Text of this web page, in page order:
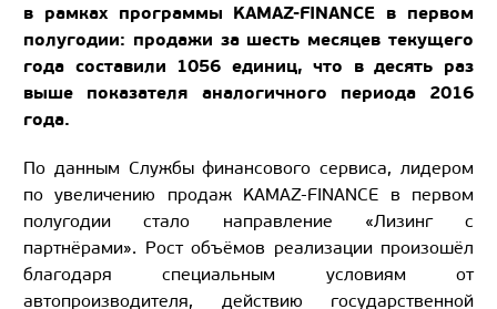
в рамках программы KAMAZ-FINANCE в первом
полугодии: продажи за шесть месяцев текущего
года составили 1056 единиц, что в десять раз
выше показателя аналогичного периода 2016
года.
По данным Службы финансового сервиса, лидером
по увеличению продаж KAMAZ-FINANCE в первом
полугодии стало направление «Лизинг с
партнёрами». Рост объёмов реализации произошёл
благодаря специальным условиям от
автопроизводителя, действию государственной